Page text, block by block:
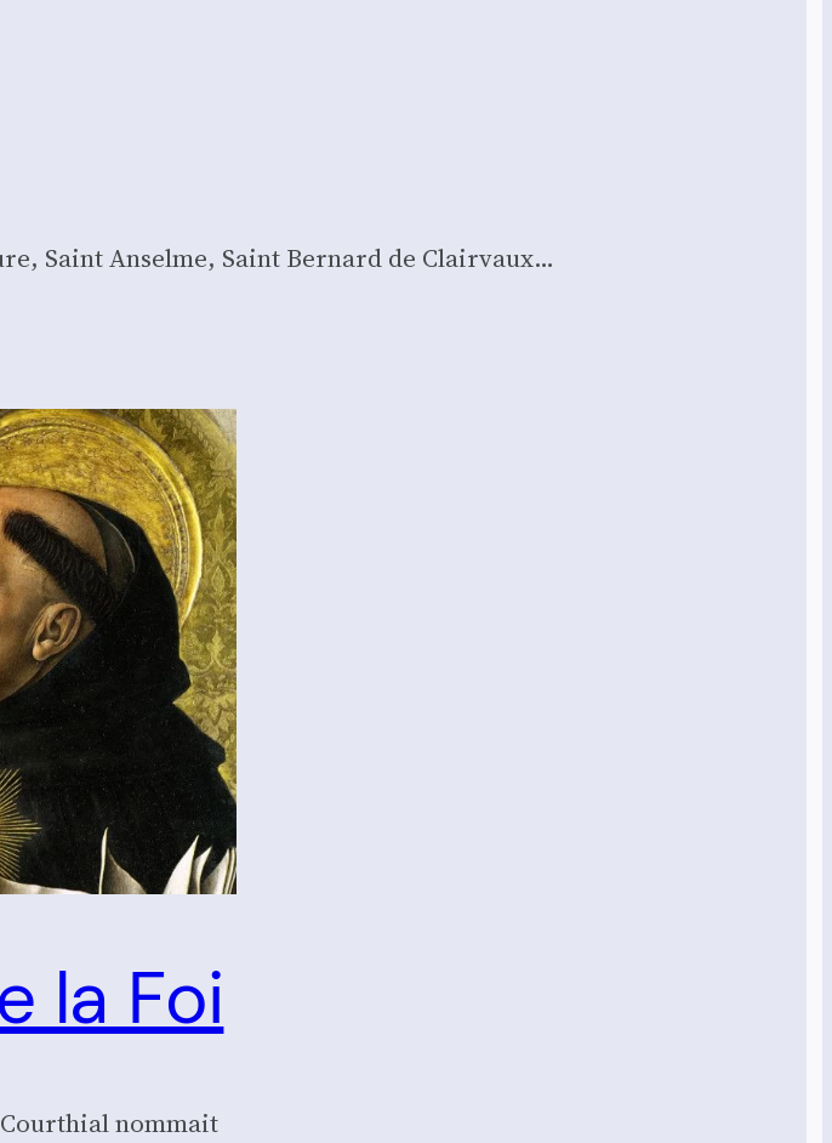
Saint Anselme, Saint Ber­nard de Clair­vaux…
la Foi
nom­mait